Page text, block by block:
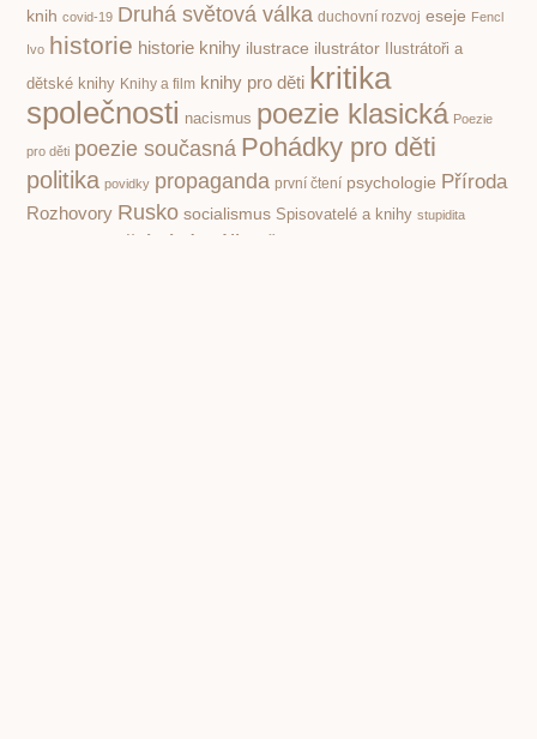
knih covid-19 Druhá světová válka duchovní rozvoj eseje Fencl
Ivo historie historie knihy ilustrace ilustrátor
Ilustrátoři a
dětské knihy Knihy a film knihy pro děti kritika
společnosti nacismus poezie klasická Poezie
pro děti poezie současná Pohádky pro děti
politika povidky propaganda první čtení psychologie Příroda
Rozhovory Rusko socialismus Spisovatelé a knihy stupidita
válka